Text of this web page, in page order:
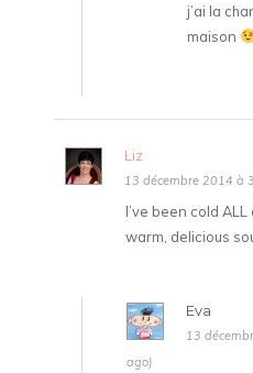
j’ai la
maison
Liz
13 décembre 2014 à
I’ve been cold
warm, delicious
Eva
13
ago)